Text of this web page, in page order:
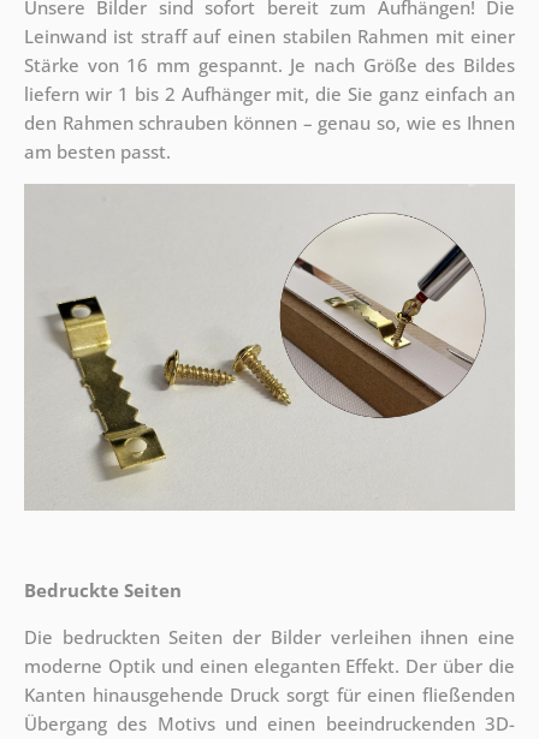
Unsere Bilder sind sofort bereit zum Aufhängen! Die
Leinwand ist straff auf einen stabilen Rahmen mit einer
Stärke von 16 mm gespannt. Je nach Größe des Bildes
liefern wir 1 bis 2 Aufhänger mit, die Sie ganz einfach an
den Rahmen schrauben können – genau so, wie es Ihnen
am besten passt.
Bedruckte Seiten
Die bedruckten Seiten der Bilder verleihen ihnen eine
moderne Optik und einen eleganten Effekt. Der über die
Kanten hinausgehende Druck sorgt für einen fließenden
Übergang des Motivs und einen beeindruckenden 3D-